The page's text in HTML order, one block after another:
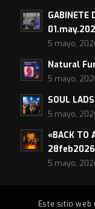
GABINETE
5 mayo,
Natural
5 mayo,
SOUL
5 mayo,
«BACK TO
28feb2026
5 mayo,
Este sitio web